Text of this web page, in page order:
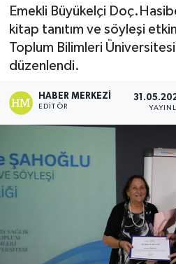
Emekli Büyükelçi
kitap tanıtım ve söyleşi
Toplum Bilimleri
düzenlendi.
HABER MERKEZI
EDITÖR
DÜNYA
EĞİTİM
ESENTEPE
GAZİMAĞUSA
GÜNDEM
Son Dakika Haberleri
Haber Arşivi